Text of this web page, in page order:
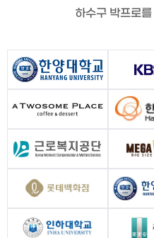
하수구 박프로